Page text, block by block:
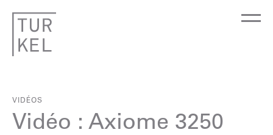
VIDÉOS
Vidéo : Axiome 3250